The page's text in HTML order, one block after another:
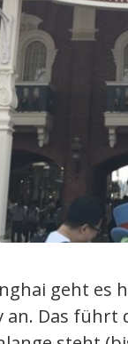
geht es
an. Das